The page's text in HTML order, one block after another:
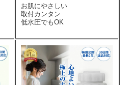
お肌にやさしい
取付カンタン
低水圧でもOK